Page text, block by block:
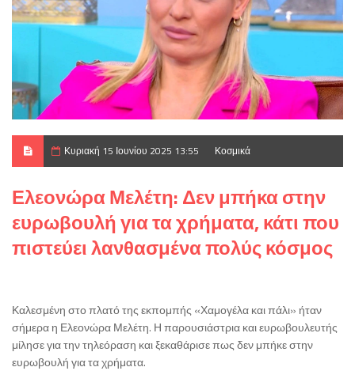
Κυριακή 15 Ιουνίου 2025 13:55 Κοσμικά
Ελεονώρα Μελέτη: Δεν μπήκα στην
ευρωβουλή για τα χρήματα, κάτι που
πιστεύει λανθασμένα πολύς κόσμος
Καλεσμένη στο πλατό της εκπομπής «Χαμογέλα και πάλι» ήταν
σήμερα η Ελεονώρα Μελέτη. Η παρουσιάστρια και ευρωβουλευτής
μίλησε για την τηλεόραση και ξεκαθάρισε πως δεν μπήκε στην
ευρωβουλή για τα χρήματα.